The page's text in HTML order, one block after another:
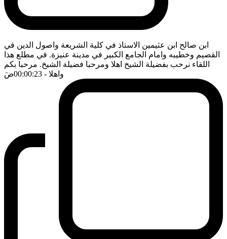
ابن صالح ابن عثيمين الاستاذ في كلية الشريعة واصول الدين في
القصيم وخطيبه وامام الجامع الكبير في مدينة عنيزة. في مطلع هذا
اللقاء نرحب بفضيلة الشيخ اهلا ومرحبا فضيلة الشيخ. مرحبا بكم
واهلا - 00:00:23 ضَ